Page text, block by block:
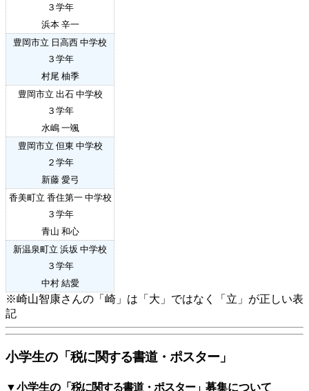
３ 学年
浜本 辛一
豊岡市立 日高西 中学校
３ 学年
村尾 柚季
豊岡市立 出石 中学校
３ 学年
水嶋 一颯
豊岡市立 但東 中学校
２ 学年
新藤 愛弓
香美町立 香住第一 中学校
３ 学年
青山 和心
新温泉町立 浜坂 中学校
３ 学年
中村 結愛
※崎山智康さんの「崎」は「大」ではなく「立」が正しい表
記
小学生の 「税に関する書道・ポスター」
▼小学生の 「税に関する書道・ポスター」 募集について